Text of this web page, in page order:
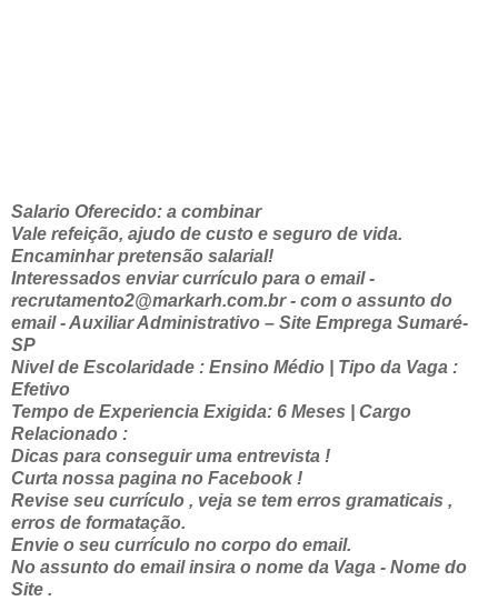
Salario Oferecido: a combinar
Vale refeição, ajudo de custo e seguro de vida.
Encaminhar pretensão salarial!
Interessados enviar currículo para o email -
recrutamento2@markarh.com.br - com o assunto do
email - Auxiliar Administrativo – Site Emprega Sumaré-
SP
Nivel de Escolaridade : Ensino Médio | Tipo da Vaga :
Efetivo
Tempo de Experiencia Exigida: 6 Meses | Cargo
Relacionado :
Dicas para conseguir uma entrevista !
Curta nossa pagina no Facebook !
Revise seu currículo , veja se tem erros gramaticais ,
erros de formatação.
Envie o seu currículo no corpo do email.
No assunto do email insira o nome da Vaga - Nome do
Site .